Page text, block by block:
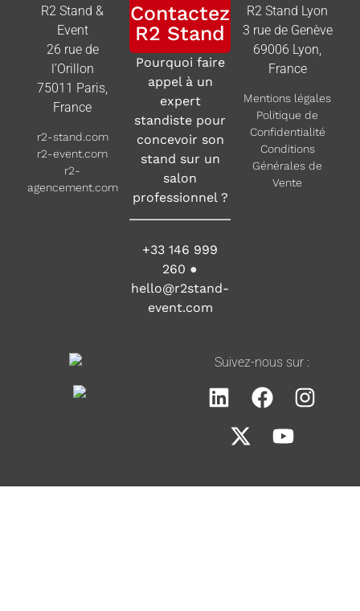
R2 Stand &
Event
26 rue de
l’Orillon
75011 Paris,
France
r2-stand.com
r2-event.com
r2-
agencement.com
Contactez
R2 Stand
Pourquoi faire
appel à un
expert
standiste pour
concevoir son
stand sur un
salon
professionnel ?
+33 146 999
260 ●
hello@r2stand-
event.com
R2 Stand Lyon
3 rue de Genève
69006 Lyon,
France
Mentions légales
Politique de
Confidentialité
Conditions
Générales de
Vente
Suivez-nous sur :